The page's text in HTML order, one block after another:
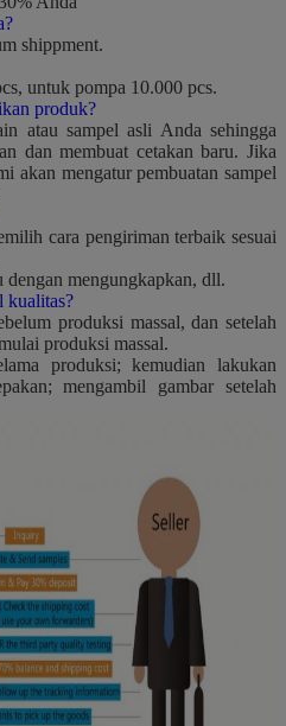
shippment.
untuk pompa 10.000 pcs.
produk?
atau sampel asli Anda sehingga
dan membuat cetakan baru. Jika
akan mengatur pembuatan sampel
cara pengiriman terbaik sesuai
mengungkapkan, dll.
kualitas?
produksi massal, dan setelah
produksi massal.
produksi; kemudian lakukan
mengambil gambar setelah